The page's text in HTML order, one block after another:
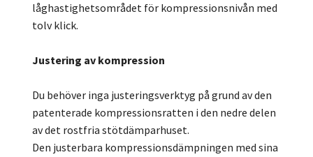
låghastighetsområdet för kompressionsnivån med
tolv klick.
Justering av kompression
Du behöver inga justeringsverktyg på grund av den
patenterade kompressionsratten i den nedre delen
av det rostfria stötdämparhuset.
Den justerbara kompressionsdämpningen med sina